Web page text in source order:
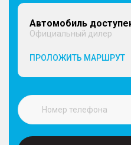
Автомобиль
Официальный дилер
ПРОЛОЖИТЬ МАРШРУТ